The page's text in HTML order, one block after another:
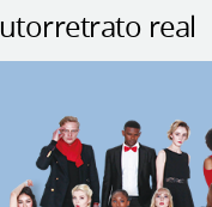
real